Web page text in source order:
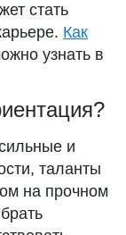
стать
Как
узнать в
и
таланты
на прочном